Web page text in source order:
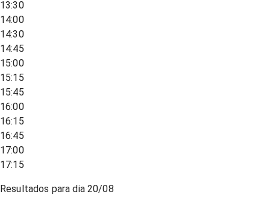
13:30
14:00
14:30
14:45
15:00
15:15
15:45
16:00
16:15
16:45
17:00
17:15
Resultados para dia20/08